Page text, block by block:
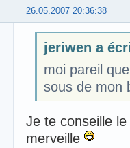
26.05.2007 20:36:38
jeriwen a
moi pareil
sous de mon
Je te conseille
merveille